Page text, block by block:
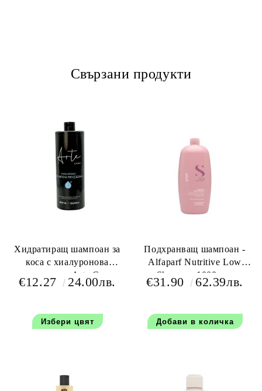
Свързани продукти
Хидратиращ шампоан за
коса с хиалуронова
киселина - Arte Care
Hyaluronic Hair Shampoo
€12.27 24.00лв.
Избери цвят
Подхранващ шампоан -
Alfaparf Nutritive Low
Shampoo 1000 мл.
€31.90 62.39лв.